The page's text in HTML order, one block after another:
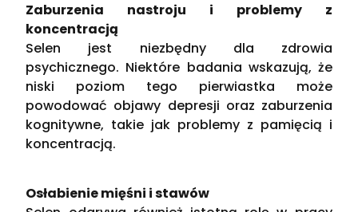
Zaburzenia nastroju i problemy z
koncentracją
Selen jest niezbędny dla zdrowia
psychicznego. Niektóre badania wskazują, że
niski poziom tego pierwiastka może
powodować objawy depresji oraz zaburzenia
kognitywne, takie jak problemy z pamięcią i
koncentracją.
Osłabienie mięśni i stawów